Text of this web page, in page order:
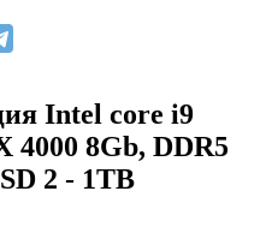
Intel core i9
4000 8Gb, DDR5
2 - 1TB